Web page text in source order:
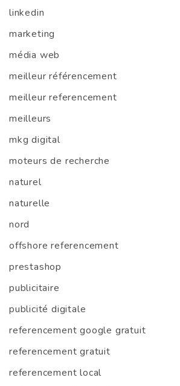
linkedin
marketing
média web
meilleur référencement
meilleur referencement
meilleurs
mkg digital
moteurs de recherche
naturel
naturelle
nord
offshore referencement
prestashop
publicitaire
publicité digitale
referencement google gratuit
referencement gratuit
referencement local